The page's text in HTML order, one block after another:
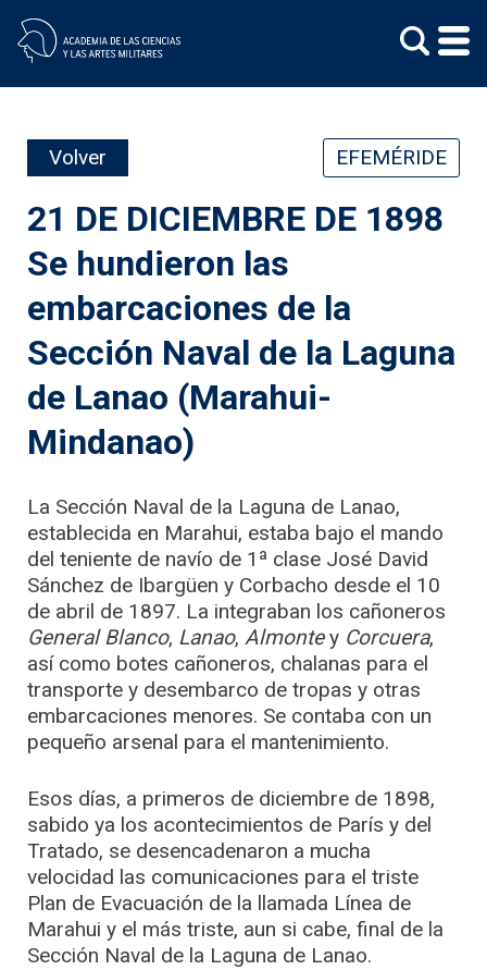
content
Volver EFEMÉRIDE
21 DE DICIEMBRE DE 1898
Se hundieron las
embarcaciones de la
Sección Naval de la Laguna
de Lanao (Marahui-
Mindanao)
La Sección Naval de la Laguna de Lanao,
establecida en Marahui, estaba bajo el mando
del teniente de navío de 1ª clase José David
Sánchez de Ibargüen y Corbacho desde el 10
de abril de 1897. La integraban los cañoneros
General Blanco, Lanao, Almontey Corcuera,
así como botes cañoneros, chalanas para el
transporte y desembarco de tropas y otras
embarcaciones menores. Se contaba con un
pequeño arsenal para el mantenimiento.
Esos días, a primeros de diciembre de 1898,
sabido ya los acontecimientos de París y del
Tratado, se desencadenaron a mucha
velocidad las comunicaciones para el triste
Plan de Evacuación de la llamada Línea de
Marahui y el más triste, aun si cabe, final de la
Sección Naval de la Laguna de Lanao.